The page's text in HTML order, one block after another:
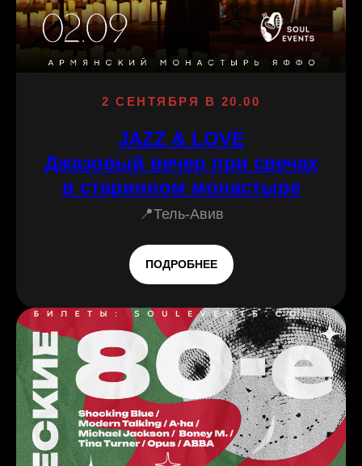
2 СЕНТЯБРЯ В 20.00
JAZZ & LOVE
Джазовый вечер при свечах
в старинном монастыре
📍Тель-Авив
ПОДРОБНЕЕ